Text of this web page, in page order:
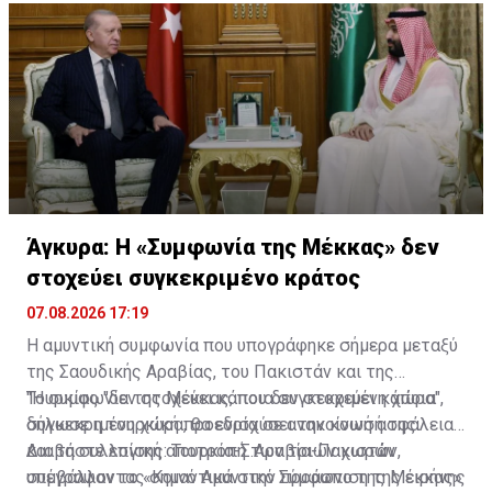
Άγκυρα: Η «Συμφωνία της Μέκκας» δεν
στοχεύει συγκεκριμένο κράτος
07.08.2026 17:19
Η αμυντική συμφωνία που υπογράφηκε σήμερα μεταξύ
της Σαουδικής Αραβίας, του Πακιστάν και της
Τουρκίας "δεν στοχεύει κάποια συγκεκριμένη χώρα",
δήλωσε η τουρκική προεδρία σε ανακοίνωσή της.
"Η συμφωνία της Μέκκας, που δεν στοχεύει κάποια
συγκεκριμένη χώρα, θα ενισχύσει την κοινή ασφάλεια
και τη συλλογική αποτροπή των τριών χωρών,
συμβάλλοντας σημαντικά στην προάσπιση της ειρήνης
Διαβάστε επίσης:Τουρκία-Σ.Αραβία-Πακιστάν
υπέγραψαν το «Κοινό Αμυντικό Σύμφωνο της Μέκκας»